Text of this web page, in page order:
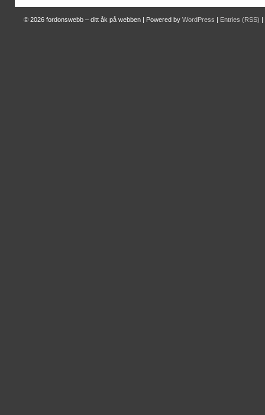
© 2026 fordonswebb – ditt åk på webben | Powered by WordPress | Entries (RSS) |